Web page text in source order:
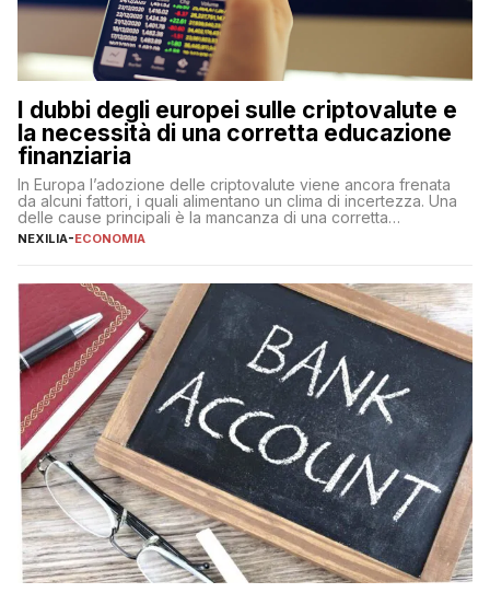
I dubbi degli europei sulle criptovalute e
la necessità di una corretta educazione
finanziaria
In Europa l’adozione delle criptovalute viene ancora frenata
da alcuni fattori, i quali alimentano un clima di incertezza. Una
delle cause principali è la mancanza di una corretta
educazione finanziaria, che impedisce ad una larga parte della
sulle criptovalute: […]
NEXILIA-ECONOMIA